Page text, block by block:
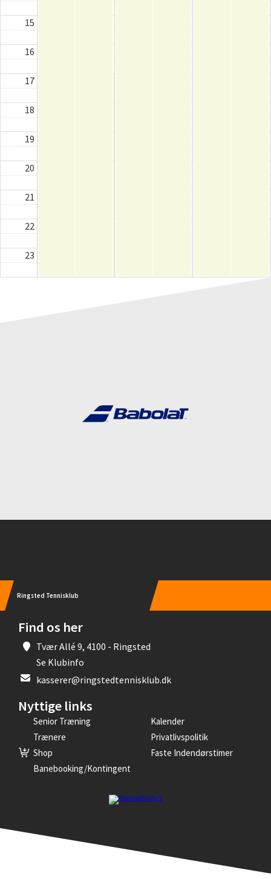
15
16
17
18
19
20
21
22
23
Ringsted Tennisklub
Find os her
Tvær Allé 9, 4100 - Ringsted
Se Klubinfo
kasserer@ringstedtennisklub.dk
Nyttige links
Senior Træning
Kalender
Trænere
Privatlivspolitik
Shop
Faste Indendørstimer
Banebooking/kontingent